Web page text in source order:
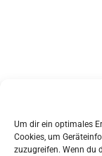
Um dir ein optimales
Cookies, um
zuzugreifen. Wenn du
Nr. 1 1/5
85617 Steinkirchen
Vertreten durch: